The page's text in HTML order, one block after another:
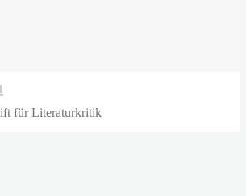
für Literaturkritik